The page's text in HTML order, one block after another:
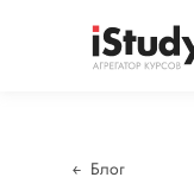
Блог